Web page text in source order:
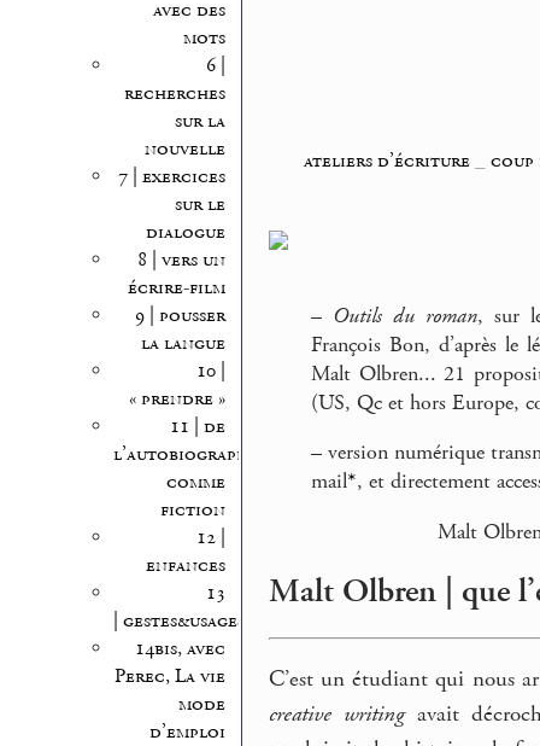
avec des
mots
6 |
recherches
sur la
nouvelle
7 | exercices
sur le
dialogue
8 | vers un
écrire-film
9 | pousser
la langue
10 |
« prendre »
11 | de
l’autobiographie
comme
fiction
12 |
enfances
13
| gestes&usages
14bis, avec
Perec, La vie
mode
d’emploi
ateliers d’écriture_
– Outils du roman, sur
François Bon, d’après le
Malt Olbren... 21
(US, Qc et hors Europe,
– version numérique
mail*, et directement
Malt
Malt Olbren | que
C’est un étudiant qui nous
creative writingavait